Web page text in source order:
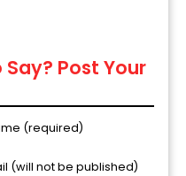
Post Your
(required)
(will not be published)